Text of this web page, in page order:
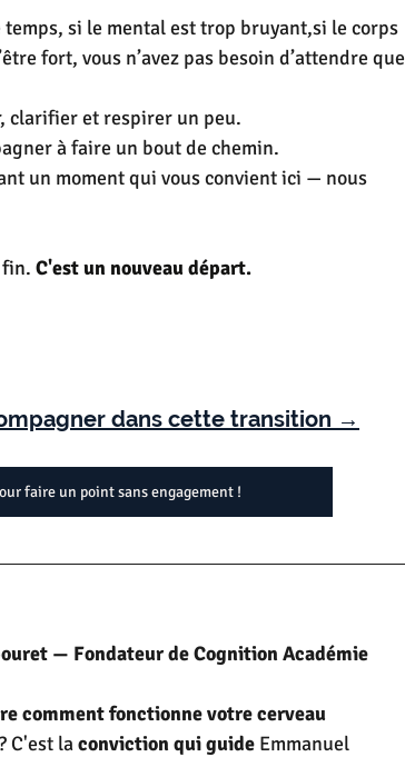
si le mental est trop bruyant,si le corps
fort, vous n’avez pas besoin d’attendre que
clarifier et respirer un peu.
à faire un bout de chemin.
un moment qui vous convient ici — nous
fin. C'est un nouveau départ.
dans cette transition →
faire un point sans engagement !
— Fondateur de Cognition Académie
comment fonctionne votre cerveau
C'est la conviction qui guide Emmanuel